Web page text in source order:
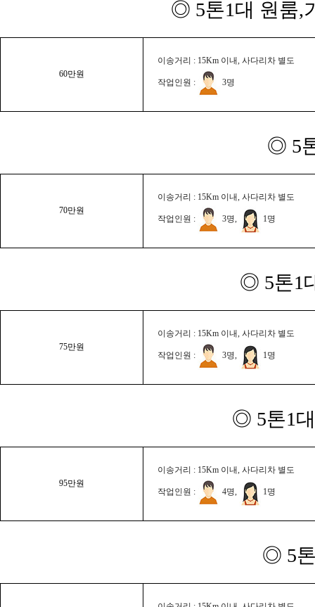
◎ 5톤1대 원룸,
60만원
이송거리 : 15Km 이내, 사다리차 별도
작업인원 : 3명
◎ 5
70만원
이송거리 : 15Km 이내, 사다리차 별도
작업인원 : 3명, 1명
◎ 5톤1
75만원
이송거리 : 15Km 이내, 사다리차 별도
작업인원 : 3명, 1명
◎ 5톤1
95만원
이송거리 : 15Km 이내, 사다리차 별도
작업인원 : 4명, 1명
◎ 5